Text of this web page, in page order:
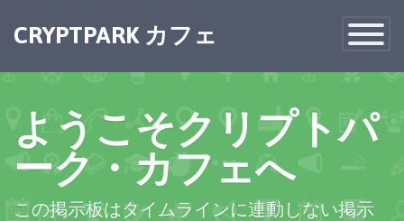
Toggle
CRYPTPARK カフェ ×
ようこそクリプトパ
ーク・カフェへ
この掲示板はタイムラインに連動しない掲示